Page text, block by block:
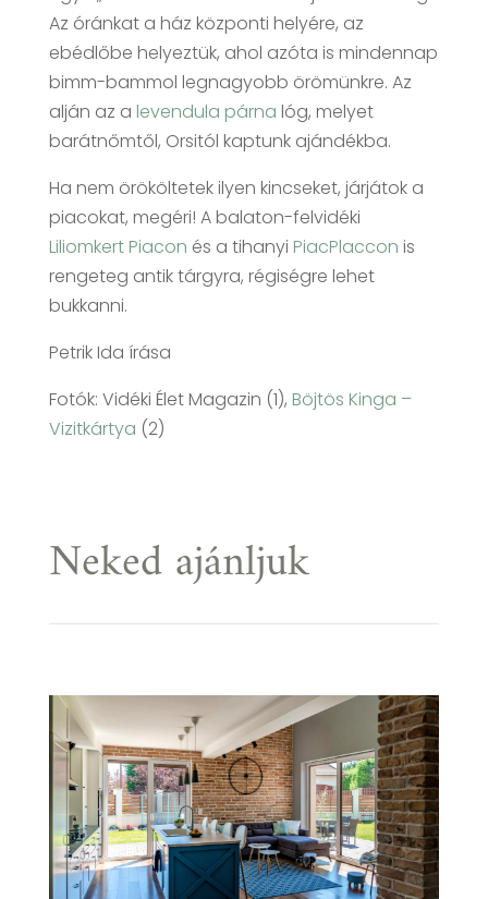
Az óránkat a ház központi helyére, az
ebédlőbe helyeztük, ahol azóta is mindennap
bimm-bammol legnagyobb örömünkre. Az
alján az a levendula párna lóg, melyet
barátnőmtől, Orsitól kaptunk ajándékba.
Ha nem örököltetek ilyen kincseket, járjátok a
piacokat, megéri! A balaton-felvidéki
Liliomkert Piacon és a tihanyi PiacPlaccon is
rengeteg antik tárgyra, régiségre lehet
bukkanni.
Petrik Ida írása
Fotók: Vidéki Élet Magazin (1), Böjtös Kinga –
Vizitkártya (2)
Neked ajánljuk